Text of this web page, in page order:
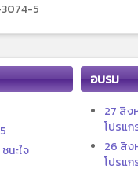
5
นะใจ
อบรม
27 สิง
โปรแ
26 สิง
โปรแก